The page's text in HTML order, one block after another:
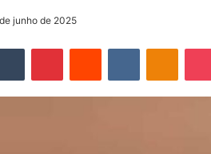
junho de 2025
Tumblr PinterestReddit VK OK